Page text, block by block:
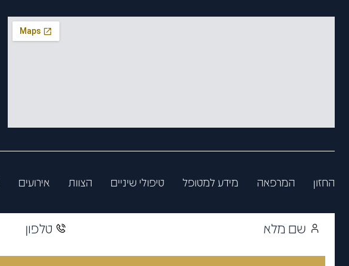
החזון המרפאה מידע למטופל טיפולי שיניים הצוות אירועים